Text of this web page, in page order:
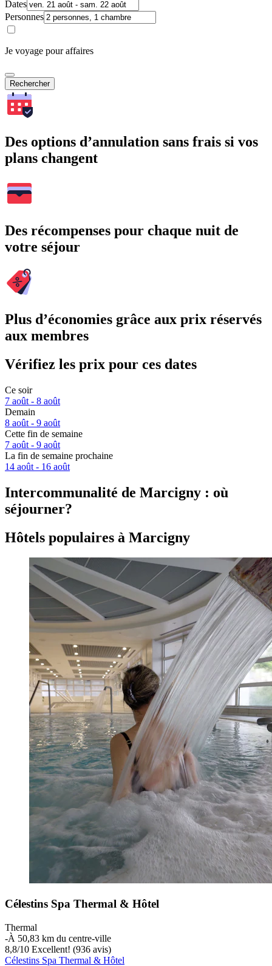
Dates
Personnes
Je voyage pour affaires
Rechercher
Des options d’annulation sans frais si vos
plans changent
Des récompenses pour chaque nuit de
votre séjour
Plus d’économies grâce aux prix réservés
aux membres
Vérifiez les prix pour ces dates
Ce soir
7 août - 8 août
Demain
8 août - 9 août
Cette fin de semaine
7 août - 9 août
La fin de semaine prochaine
14 août - 16 août
Intercommunalité de Marcigny : où
séjourner?
Hôtels populaires à Marcigny
Célestins Spa Thermal & Hôtel
Thermal
‐À 50,83 km du centre-ville
8,8/10 Excellent! (936 avis)
Célestins Spa Thermal & Hôtel